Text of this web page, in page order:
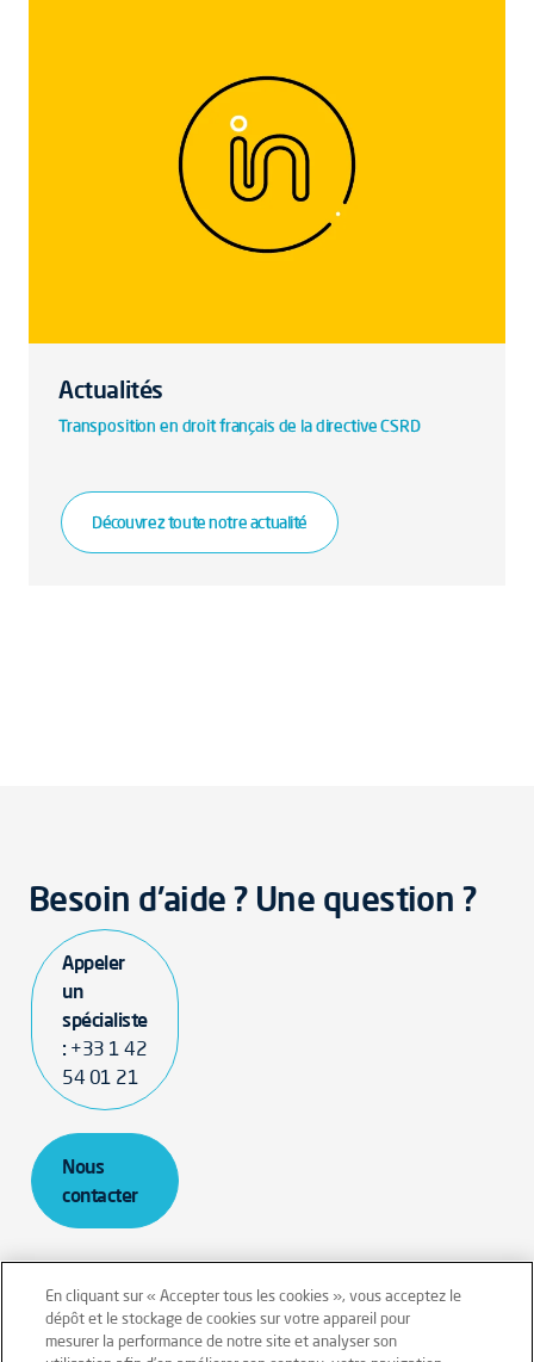
Actualités
Transposition en droit français de la directive CSRD
Découvrez toute notre actualité
Besoin d'aide ? Une question ?
Appeler
un
spécialiste
: +33 1 42
54 01 21
Nous
contacter
Mentions légales Conditions générales
En cliquant sur « Accepter tous les cookies », vous acceptez le
dépôt et le stockage de cookies sur votre appareil pour
mesurer la performance de notre site et analyser son